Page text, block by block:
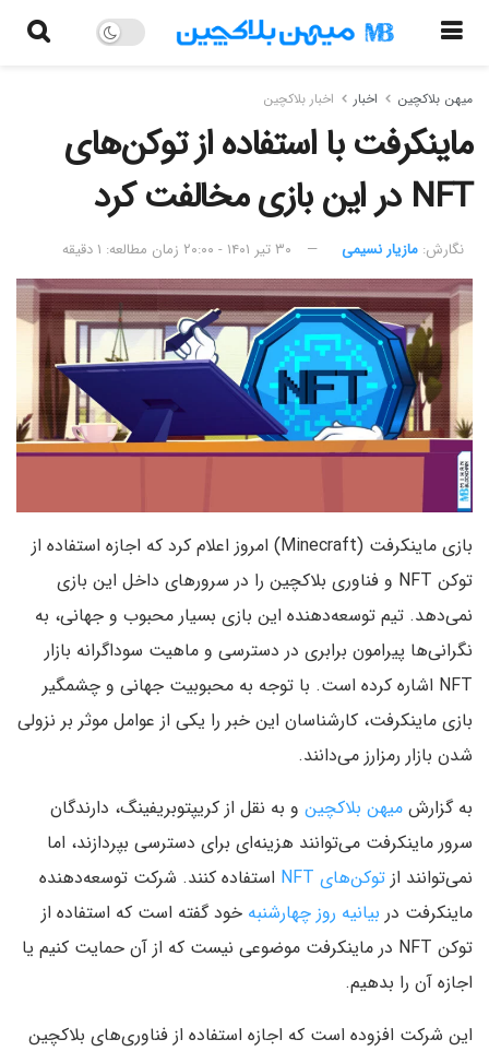
میهن بلاکچین اخبار اخبار بلاکچین
ماینکرفت با استفاده از توکن‌های
NFT در این بازی مخالفت کرد
نگارش:‌ مازیار نسیمی ۳۰ تیر ۱۴۰۱ - ۲۰:۰۰ زمان مطالعه: ۱ دقیقه
بازی ماینکرفت (Minecraft) امروز اعلام کرد که اجازه استفاده از
توکن NFT و فناوری بلاکچین را در سرورهای داخل این بازی
نمی‌دهد. تیم توسعه‌دهنده این بازی بسیار محبوب و جهانی، به
نگرانی‌ها پیرامون برابری در دسترسی و ماهیت سوداگرانه بازار
NFT اشاره کرده است. با توجه به محبوبیت جهانی و چشمگیر
بازی ماینکرفت، کارشناسان این خبر را یکی از عوامل موثر بر نزولی
شدن بازار رمزارز می‌دانند.
به گزارش میهن بلاکچین و به نقل از کریپتوبریفینگ، دارندگان
سرور ماینکرفت می‌توانند هزینه‌ای برای دسترسی بپردازند، اما
نمی‌توانند از توکن‌های NFT
استفاده کنند. شرکت توسعه‌دهنده
ماینکرفت در بیانیه روز چهارشنبه خود گفته است که استفاده از
توکن NFT در ماینکرفت موضوعی نیست که از آن حمایت کنیم یا
اجازه آن را بدهیم.
این شرکت افزوده است که اجازه استفاده از فناوری‌های بلاکچین